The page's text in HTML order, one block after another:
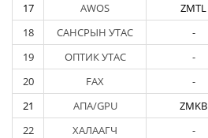
17
AWOS ZMTL
18
САНСРЫН УТАС -
19
ОПТИК УТАС -
20
FAX -
21
АПА/GPU ZMKB
22
ХАЛААГЧ -